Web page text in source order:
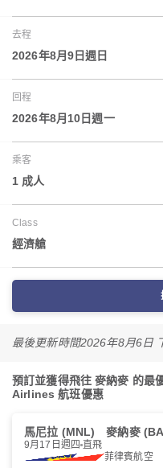
去程
2026年8月9日週日
回程
2026年8月10日週一
乘客
1 成人
Class
經濟艙
最後更新時間2026年8月6日
預訂並獲得飛往 麥納麥 的
Airlines 航班優惠
馬尼拉 (MNL) 麥納麥
9月17日週四 直飛
菲律賓航空